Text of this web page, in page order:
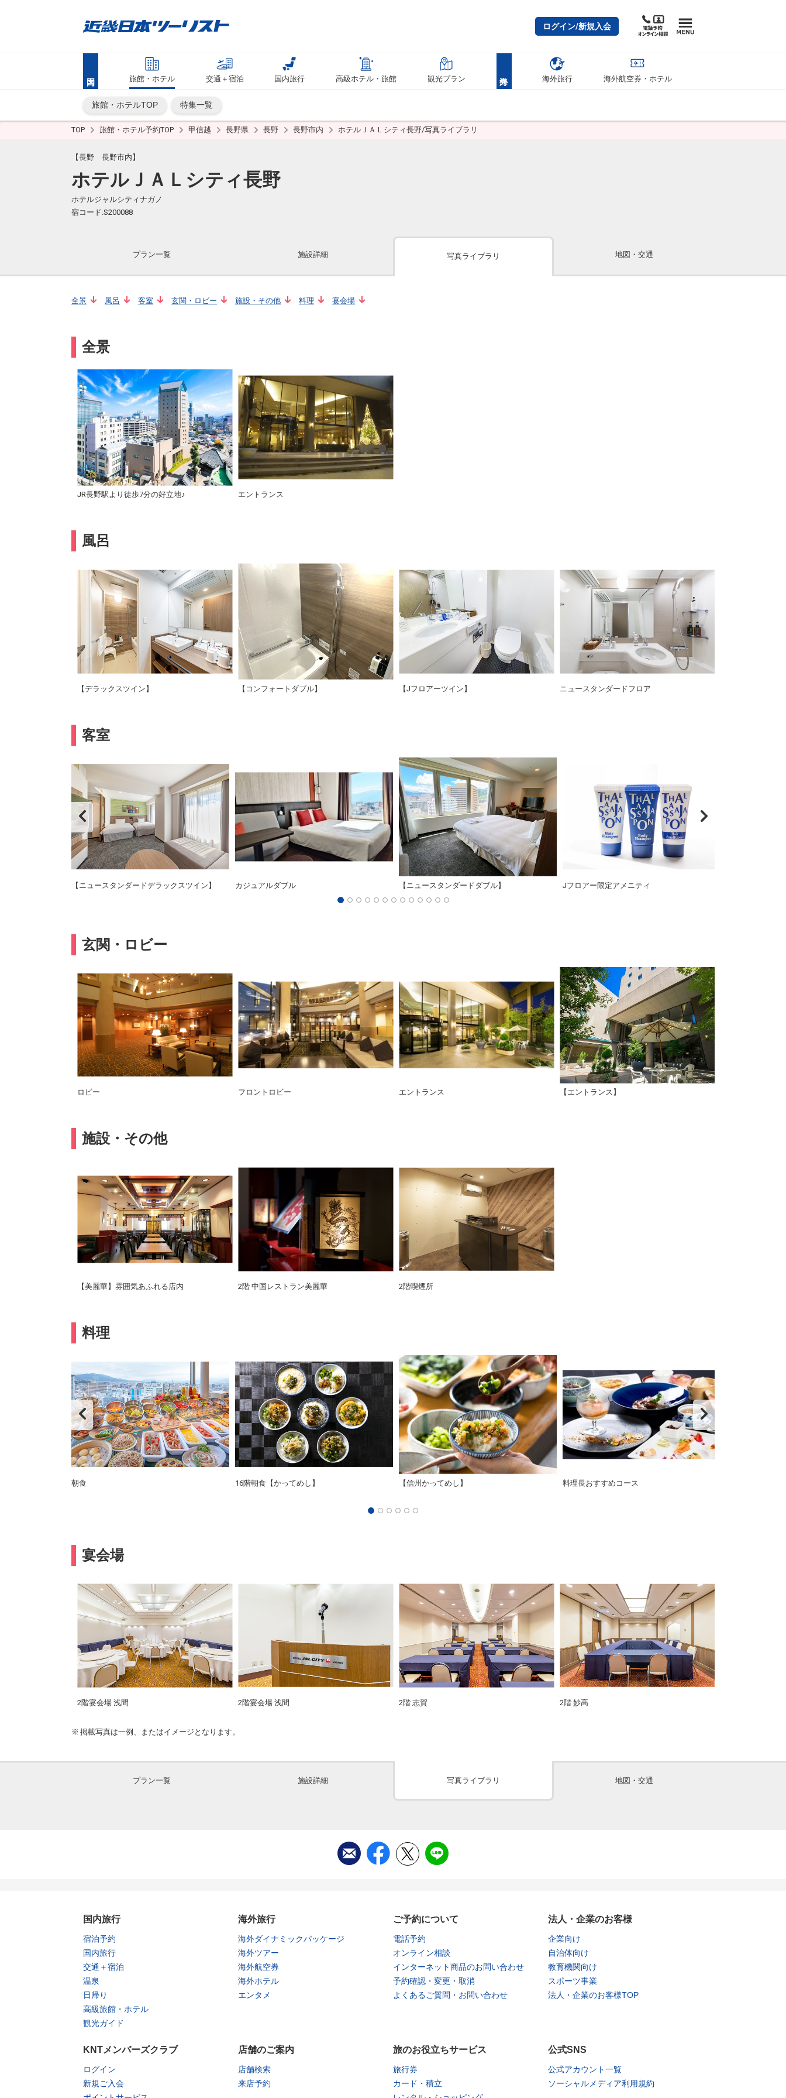
ログイン/新規入会
旅館・ホテル 交通＋宿泊 国内旅行 高級ホテル・旅館 観光プラン 海外旅行 海外航空券・ホテル
旅館・ホテルTOP 特集一覧
TOP 旅館・ホテル予約TOP 甲信越 長野県 長野 長野市内 ホテルＪＡＬシティ長野/写真ライブラリ
【長野 長野市内】
ホテルＪＡＬシティ長野
ホテルジャルシティナガノ
宿コード:S200088
プラン一覧 施設詳細 写真ライブラリ 地図・交通
全景 風呂 客室 玄関・ロビー 施設・その他 料理 宴会場
全景
JR長野駅より徒歩7分の好立地♪ エントランス
風呂
【デラックスツイン】 【コンフォートダブル】 【Jフロアーツイン】 ニュースタンダードフロア
客室
【ニュースタンダードデラックスツイン】 カジュアルダブル 【ニュースタンダードダブル】 Jフロアー限定アメニティ
玄関・ロビー
ロビー フロントロビー エントランス 【エントランス】
施設・その他
【美麗華】雰囲気あふれる店内 2階 中国レストラン美麗華 2階喫煙所
料理
朝食 16階朝食【かってめし】 【信州かってめし】 料理長おすすめコース
宴会場
2階宴会場 浅間 2階宴会場 浅間 2階 志賀 2階 妙高
掲載写真は一例、またはイメージとなります。
プラン一覧 施設詳細 写真ライブラリ 地図・交通
国内旅行
宿泊予約
国内旅行
交通＋宿泊
温泉
日帰り
高級旅館・ホテル
観光ガイド
海外旅行
海外ダイナミックパッケージ
海外ツアー
海外航空券
海外ホテル
エンタメ
ご予約について
電話予約
オンライン相談
インターネット商品のお問い合わせ
予約確認・変更・取消
よくあるご質問・お問い合わせ
法人・企業のお客様
企業向け
自治体向け
教育機関向け
スポーツ事業
法人・企業のお客様TOP
KNTメンバーズクラブ
ログイン
新規ご入会
店舗のご案内
店舗検索
来店予約
旅のお役立ちサービス
旅行券
カード・積立
公式SNS
公式アカウント一覧
ソーシャルメディア利用規約